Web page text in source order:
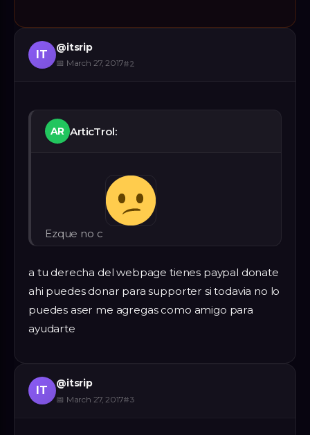
IT
@itsrip
📅 March 27, 2017#2
AR ArticTrol:
Ezque no c
a tu derecha del webpage tienes paypal donate
ahi puedes donar para supporter si todavia no lo
puedes aser me agregas como amigo para
ayudarte
IT
@itsrip
📅 March 27, 2017#3